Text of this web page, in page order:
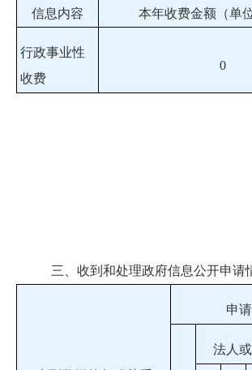
信息内容 本年收费金额（单
行政事业性
收费
0
三、收到和处理政府信息公开申请
申
法人